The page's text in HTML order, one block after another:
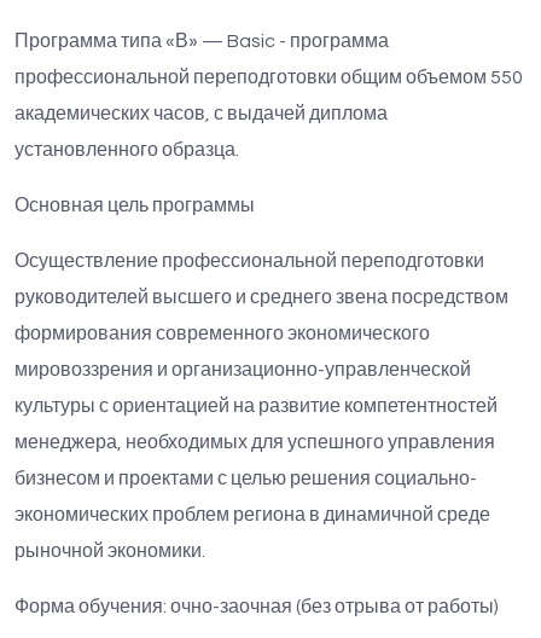
Программа типа «В» — Basic - программа
профессиональной переподготовки общим объемом 550
академических часов, с выдачей диплома
установленного образца.
Основная цель программы
Осуществление профессиональной переподготовки
руководителей высшего и среднего звена посредством
формирования современного экономического
мировоззрения и организационно-управленческой
культуры с ориентацией на развитие компетентностей
менеджера, необходимых для успешного управления
бизнесом и проектами с целью решения социально-
экономических проблем региона в динамичной среде
рыночной экономики.
Форма обучения: очно-заочная (без отрыва от работы)